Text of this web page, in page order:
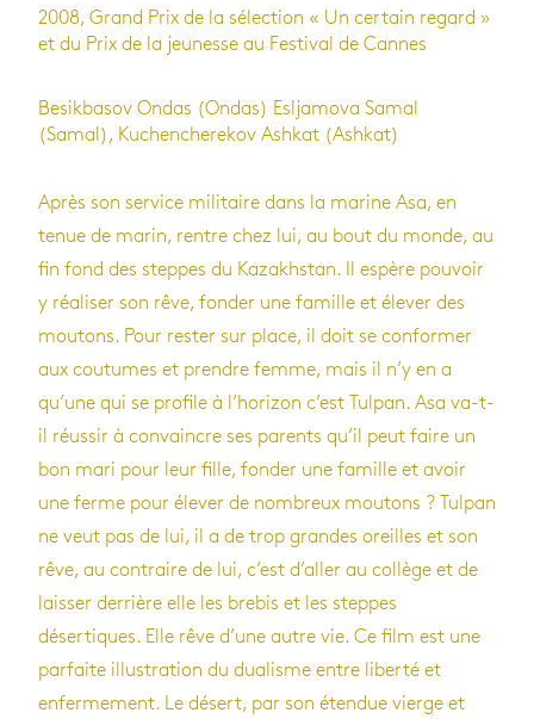
2008, Grand Prix de la sélection « Un certain regard »
et du Prix de la jeunesse au Festival de Cannes
Besikbasov Ondas (Ondas) Esljamova Samal
(Samal), Kuchencherekov Ashkat (Ashkat)
Après son service militaire dans la marine Asa, en
tenue de marin, rentre chez lui, au bout du monde, au
fin fond des steppes du Kazakhstan. Il espère pouvoir
y réaliser son rêve, fonder une famille et élever des
moutons. Pour rester sur place, il doit se conformer
aux coutumes et prendre femme, mais il n’y en a
qu’une qui se profile à l’horizon c’est Tulpan. Asa va-t-
il réussir à convaincre ses parents qu’il peut faire un
bon mari pour leur fille, fonder une famille et avoir
une ferme pour élever de nombreux moutons ? Tulpan
ne veut pas de lui, il a de trop grandes oreilles et son
rêve, au contraire de lui, c’est d’aller au collège et de
laisser derrière elle les brebis et les steppes
désertiques. Elle rêve d’une autre vie. Ce film est une
parfaite illustration du dualisme entre liberté et
enfermement. Le désert, par son étendue vierge et